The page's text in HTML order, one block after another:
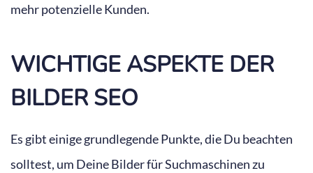
mehr potenzielle Kunden.
WICHTIGE ASPEKTE DER
BILDER SEO
Es gibt einige grundlegende Punkte, die Du beachten
solltest, um Deine Bilder für Suchmaschinen zu